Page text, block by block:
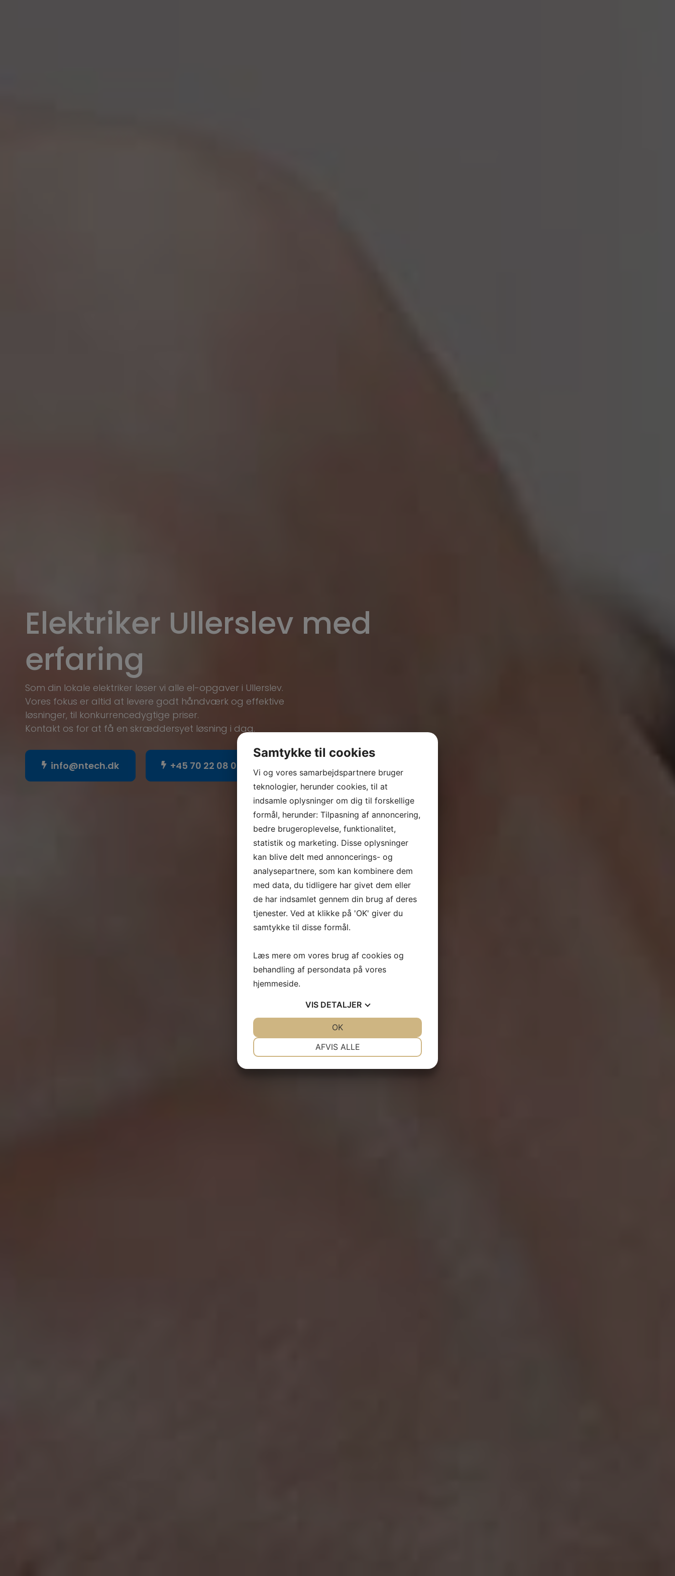
Elektriker Ullerslev med
erfaring
Som din lokale elektriker løser vi alle el-opgaver i Ullerslev.
Vores fokus er altid at levere godt håndværk og effektive
løsninger, til konkurrencedygtige priser.
Kontakt os for at få en skræddersyet løsning i dag.
info@ntech.dk +45 70 22 08 04
Samtykke til cookies
Vi og vores samarbejdspartnere bruger
teknologier, herunder cookies, til at
indsamle oplysninger om dig til forskellige
formål, herunder: Tilpasning af annoncering,
bedre brugeroplevelse, funktionalitet,
statistik og marketing. Disse oplysninger
kan blive delt med annoncerings- og
analysepartnere, som kan kombinere dem
med data, du tidligere har givet dem eller
de har indsamlet gennem din brug af deres
tjenester. Ved at klikke på 'OK' giver du
samtykke til disse formål.
Læs mere om vores brug af cookies og
behandling af persondata på vores
hjemmeside.
VIS DETALJER
AFVIS ALLE
OK